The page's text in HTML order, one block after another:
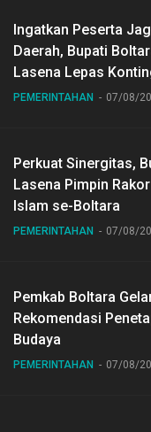
Ingatkan Peserta
Daerah, Bupati
Lasena Lepas
Nasional ke XII di
PEMERINTAHAN 07/08/
Perkuat Sinergitas,
Lasena Pimpin
Islam se-Boltara
PEMERINTAHAN 07/08/
Pemkab Boltara
Rekomendasi
Budaya
PEMERINTAHAN 07/08/